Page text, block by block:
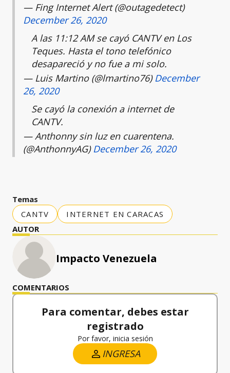
— Fing Internet Alert (@outagedetect)
December 26, 2020
A las 11:12 AM se cayó CANTV en Los
Teques. Hasta el tono telefónico
desapareció y no fue a mi solo.
— Luis Martino (@lmartino76)December
26, 2020
Se cayó la conexión a internet de
CANTV.
— Anthonny sin luz en cuarentena.
(@AnthonnyAG)December 26, 2020
Temas
CANTV
INTERNET EN CARACAS
AUTOR
Impacto Venezuela
COMENTARIOS
Para comentar, debes estar
registrado
Por favor, inicia sesión
INGRESA